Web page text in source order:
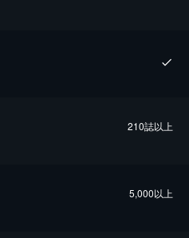
210誌以上
5,000以上